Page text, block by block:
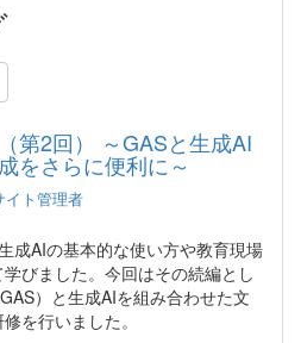
第2回） ～GASと生成AI
をさらに便利に～
イト管理者
成AIの基本的な使い方や教育現場
びました。今回はその続編とし
）と生成AIを組み合わせた文
を行いました。